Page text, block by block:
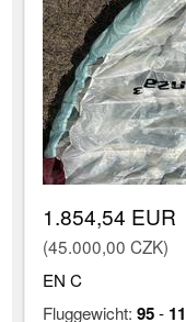
1.854,54 EUR
(45.000,00 CZK)
EN C
Fluggewicht:95-